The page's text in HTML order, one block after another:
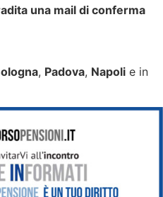
una mail di conferma
, Padova, Napoli e in